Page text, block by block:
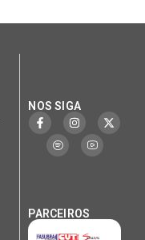
NOS SIGA
PARCEIROS